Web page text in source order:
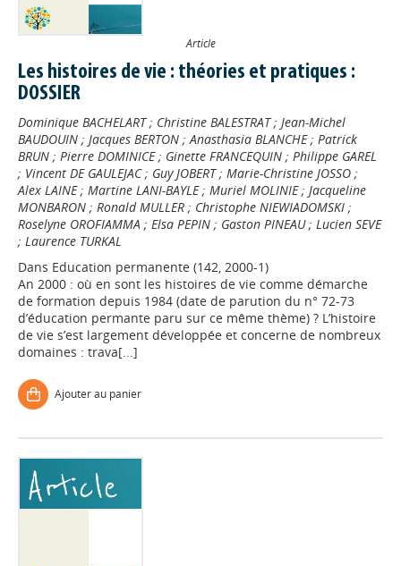
Article
Les histoires de vie : théories et pratiques :
DOSSIER
Dominique BACHELART; Christine BALESTRAT; Jean-Michel
BAUDOUIN ; Jacques BERTON ;Anasthasia BLANCHE; Patrick
BRUN ; Pierre DOMINICE; Ginette FRANCEQUIN ; Philippe GAREL
; Vincent DE GAULEJAC; Guy JOBERT; Marie-Christine JOSSO ;
Alex LAINE; Martine LANI-BAYLE; Muriel MOLINIE; Jacqueline
MONBARON ; Ronald MULLER ; Christophe NIEWIADOMSKI ;
Roselyne OROFIAMMA ; Elsa PEPIN ; Gaston PINEAU; Lucien SEVE
; Laurence TURKAL
Dans Education permanente (142, 2000-1)
An 2000 : où en sont les histoires de vie comme démarche
de formation depuis 1984 (date de parution du n° 72-73
d’éducation permante paru sur ce même thème) ? L’histoire
de vie s’est largement développée et concerne de nombreux
domaines : trava[...]
Ajouter au panier